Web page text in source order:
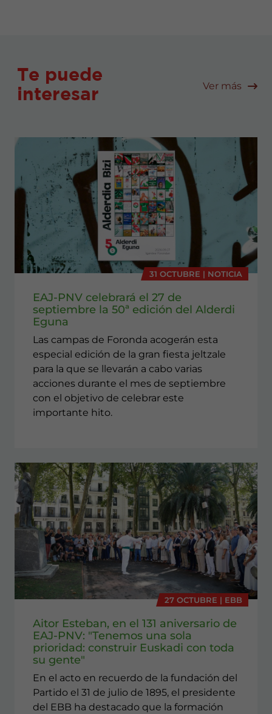
Te puede
interesar
Ver más
31 OCTUBRE | NOTICIA
EAJ-PNV celebrará el 27 de
septiembre la 50ª edición del Alderdi
Eguna
Las campas de Foronda acogerán esta
especial edición de la gran fiesta jeltzale
para la que se llevarán a cabo varias
acciones durante el mes de septiembre
con el objetivo de celebrar este
importante hito.
27 OCTUBRE | EBB
Aitor Esteban, en el 131 aniversario de
EAJ-PNV: "Tenemos una sola
prioridad: construir Euskadi con toda
su gente"
En el acto en recuerdo de la fundación del
Partido el 31 de julio de 1895, el presidente
del EBB ha destacado que la formación